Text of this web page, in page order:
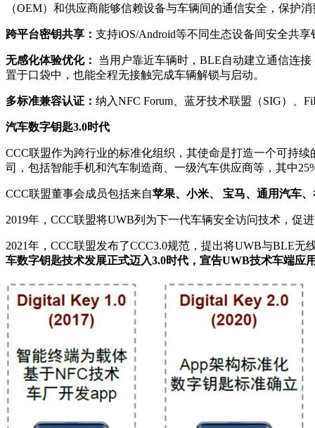
（OEM）和供应商能够信赖设备与车辆间的通信安全，保护
跨平台密钥共享： 支持iOS/Android等不同生态设备间安全共享
无感化体验优化：
当用户靠近车辆时，BLE自动建立通信连
置于口袋中，也能全程无接触完成车辆解锁与启动。
多标准兼容认证： 纳入NFC Forum、蓝牙技术联盟（SIG）、
汽车数字钥匙3.0时代
CCC联盟作为跨行业的标准化组织，其使命是打造一个可持
司，包括智能手机和汽车制造商、一级汽车供应商等，其中
CCC联盟董事会成员包括来自苹果、小米、 宝马、通用汽车
2019年，CCC联盟将UWB列为下一代车辆安全访问技术，促
2021年，CCC联盟发布了CCC3.0规范，提出将UWB与BLE
车数字钥匙技术发展正式迈入3.0时代，宣告UWB技术车端应